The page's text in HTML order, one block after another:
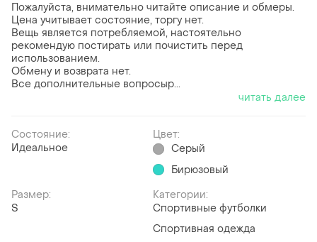
Пожалуйста, внимательно читайте описание и обмеры.
Цена учитывает состояние, торгу нет.
Вещь является потребляемой, настоятельно
рекомендую постирать или почистить перед
использованием.
Обмену и возврата нет.
Все дополнительные вопросыр...
читать далее
Состояние:
Идеальное
Цвет:
Серый
Бирюзовый
Размер:
S
Категории:
Спортивные футболки
Спортивная одежда